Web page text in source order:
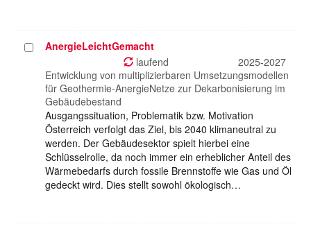
ProjektAnergieLeichtGemacht
laufend
2025-2027
Entwicklung von multiplizierbaren Umsetzungsmodellen
für Geothermie-AnergieNetze zur Dekarbonisierung im
Gebäudebestand
Ausgangssituation, Problematik bzw. Motivation
Österreich verfolgt das Ziel, bis 2040 klimaneutral zu
werden. Der Gebäudesektor spielt hierbei eine
Schlüsselrolle, da noch immer ein erheblicher Anteil des
Wärmebedarfs durch fossile Brennstoffe wie Gas und Öl
gedeckt wird. Dies stellt sowohl ökologisch…